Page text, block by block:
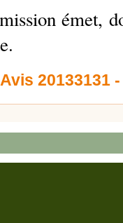
émet,
20133131